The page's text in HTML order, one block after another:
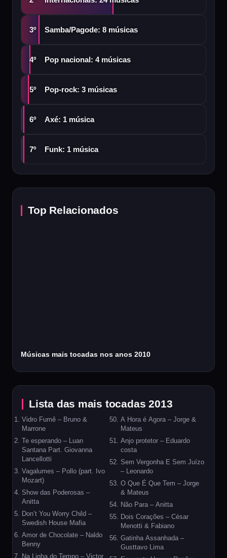
3º Samba/Pagode: 8 músicas
4º Pop nacional: 4 músicas
5º Pop-rock: 3 músicas
6º Axé: 1 música
7º Funk: 1 música
Lista das mais tocadas 2013
Vidro Fumê – Bruno &
Marrone
Te esperando – Luan
Santana Part. Giovanna
Lancellotti
Vagalumes – Pollo (part. Ivo
Mozart)
Show das Poderosas –
Anitta
Don’t You Worry Child –
Swedish House Mafia
Amor de Chocolate – Naldo
Benny
Na Linha do Tempo – Victor
A Hora é Agora – Jorge &
Mateus
Anjo protetor – Eduardo
costa
Sem Vergonha E Sem Juízo
– Leonardo
O Que É Que Tem – Jorge
& Mateus
Não Para – Anitta
Dois Corações – César
Menotti & Fabiano
Gatinha Assanhada –
Gusttavo Lima
Top Relacionados
Músicas mais tocadas nos anos 2010